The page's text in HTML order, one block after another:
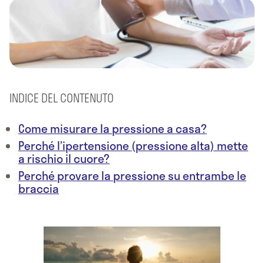
INDICE DEL CONTENUTO
Come misurare la pressione a casa?
Perché l’ipertensione (pressione alta) mette
a rischio il cuore?
Perché provare la pressione su entrambe le
braccia